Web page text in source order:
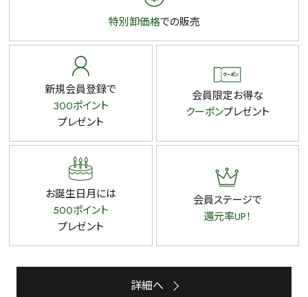
特別卸価格での販売
新規会員登録で
300ポイント
プレゼント
会員限定お得な
クーポンプレゼント
お誕生日月には
500ポイント
プレゼント
会員ステージで
還元率UP！
詳細へ